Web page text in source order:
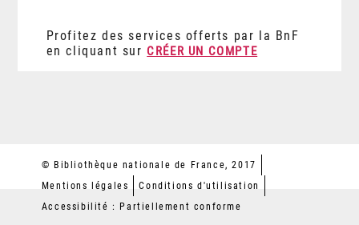
Profitez des services offerts par la BnF
en cliquant sur CRÉER UN COMPTE
© Bibliothèque nationale de France, 2017
Mentions légales
Conditions d'utilisation
Accessibilité : Partiellement conforme